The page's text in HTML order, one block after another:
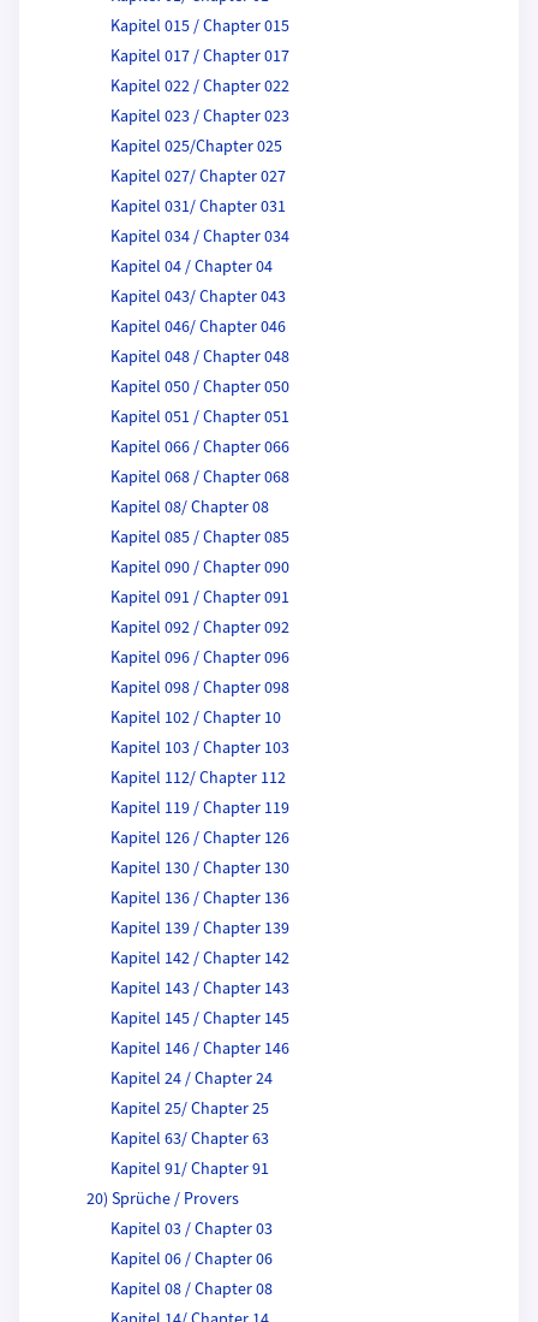
Kapitel 015 / Chapter 015
Kapitel 017 / Chapter 017
Kapitel 022 / Chapter 022
Kapitel 023 / Chapter 023
Kapitel 025/Chapter 025
Kapitel 027/ Chapter 027
Kapitel 031/ Chapter 031
Kapitel 034 / Chapter 034
Kapitel 04 / Chapter 04
Kapitel 043/ Chapter 043
Kapitel 046/ Chapter 046
Kapitel 048 / Chapter 048
Kapitel 050 / Chapter 050
Kapitel 051 / Chapter 051
Kapitel 066 / Chapter 066
Kapitel 068 / Chapter 068
Kapitel 08/ Chapter 08
Kapitel 085 / Chapter 085
Kapitel 090 / Chapter 090
Kapitel 091 / Chapter 091
Kapitel 092 / Chapter 092
Kapitel 096 / Chapter 096
Kapitel 098 / Chapter 098
Kapitel 102 / Chapter 10
Kapitel 103 / Chapter 103
Kapitel 112/ Chapter 112
Kapitel 119 / Chapter 119
Kapitel 126 / Chapter 126
Kapitel 130 / Chapter 130
Kapitel 136 / Chapter 136
Kapitel 139 / Chapter 139
Kapitel 142 / Chapter 142
Kapitel 143 / Chapter 143
Kapitel 145 / Chapter 145
Kapitel 146 / Chapter 146
Kapitel 24 / Chapter 24
Kapitel 25/ Chapter 25
Kapitel 63/ Chapter 63
Kapitel 91/ Chapter 91
20) Sprüche / Provers
Kapitel 03 / Chapter 03
Kapitel 06 / Chapter 06
Kapitel 08 / Chapter 08